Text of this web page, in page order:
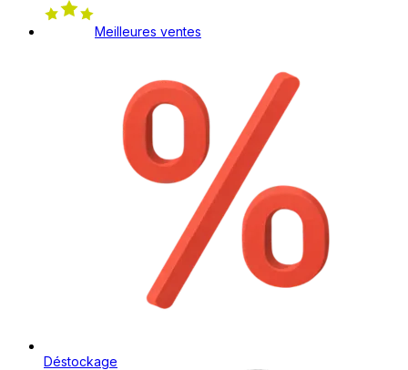
Meilleures ventes
Déstockage